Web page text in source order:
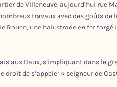
de Villeneuve, aujourd’hui rue
travaux avec des goûts de
Rouen, une balustrade en fer
aux Baux, s’impliquant dans le
droit de s’appeler « seigneur de